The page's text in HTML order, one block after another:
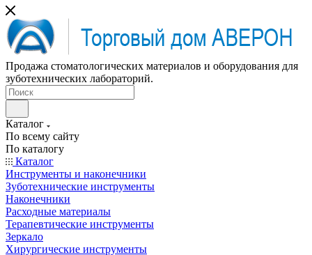
Продажа стоматологических материалов и оборудования для
зуботехнических лабораторий.
Каталог
По всему сайту
По каталогу
Каталог
Инструменты и наконечники
Зуботехнические инструменты
Наконечники
Расходные материалы
Терапевтические инструменты
Зеркало
Хирургические инструменты